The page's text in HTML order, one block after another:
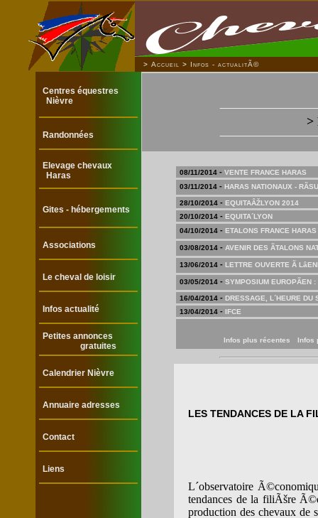
> Accueil > Infos - actualitÃ©
Centres équestres
Nièvre
Randonnées
Elevage chevaux
Haras
Gites - hébergements
Associations
Le cheval de loisir
Infos actualité
Petites annonces
gratuites
Calendrier Nièvre
Annuaire adresses
Contact
Liens
>
08/11/2014 - VENTE FRANCE HARAS
03/11/2014 - HARAS NATIONAUX -
28/10/2014 - EQUITAÂŽLYON 2014
20/10/2014 - EQUITA´LYON
04/10/2014 - ETALONS FRANCE
03/08/2014 - AVENIR DES ÃTALONS
13/06/2014 - LETTRE OUVERTE Ã
03/05/2014 - SYMPOSIUM EUROPÃEN
16/04/2014 - DRESSAGE, L´HEURE DU
13/04/2014 - IFCE
Infos plus récentes Infos
LES TENDANCES DE LA
L´observatoire
tendances de la filiÃšre
production des chevaux de